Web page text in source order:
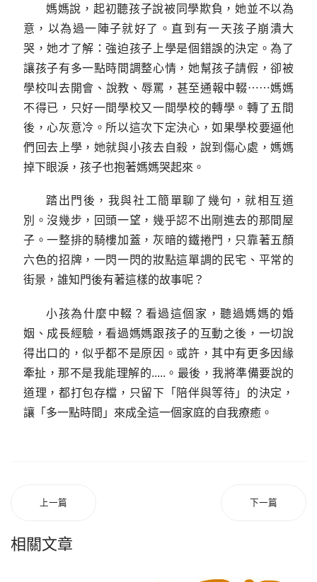
媽媽說，起初聽孩子說被同學欺負，她並不以為
意，以為過一陣子就好了。直到有一天孩子崩潰大
哭，她才了解：強迫孩子上學是個錯誤的決定。為了
讓孩子有多一點時間調整心情，她幫孩子請假，卻被
學校叫去開會、說教、辱罵，甚至通報中輟⋯⋯媽媽
不得已，只好一間學校又一間學校的轉學。轉了五間
後，心灰意冷。所以這次下定決心，如果學校要逼他
們回去上學，她就與小孩去自殺，說到傷心處，媽媽
掉下眼淚，孩子也抱著媽媽哭起來。
踏出門後，我與社工簡單聊了幾句，就相互道
別。沒幾步，回頭一望，幾乎認不出剛進去的那間屋
子。一整排的騎樓加蓋，灰暗的鐵捲門，只靠著五顏
六色的招牌，一閃一閃的妝點這單調的民宅、平常的
街景，誰知門後有著這樣的故事呢？
小孩為什麼中輟？看過這個家，聽過媽媽的婚
姻、成長經驗，看過媽媽跟孩子的互動之後，一切說
得出口的，似乎都不是原因。或許，其中有更多因緣
牽扯，那不是我能理解的.....。最後，我將準備要說的
道理，都打包存檔，只留下「陪伴與等待」的決定，
讓「多一點時間」來成全這一個家庭的自我療癒。
上一篇 下一篇
相關文章